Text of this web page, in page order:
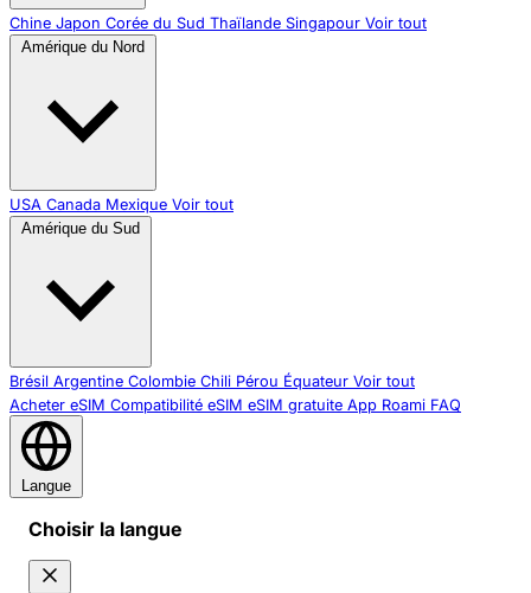
Chine Japon Corée du Sud Thaïlande Singapour Voir tout
Amérique du Nord
USA Canada Mexique Voir tout
Amérique du Sud
Brésil Argentine Colombie Chili Pérou Équateur Voir tout
Acheter eSIM Compatibilité eSIM eSIM gratuite App Roami FAQ
Langue
Choisir la langue